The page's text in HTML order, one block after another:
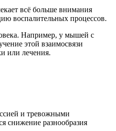
всё больше внимания
воспалительных процессов.
Например, у мышей с
этой взаимосвязи
или лечения.
и тревожными
снижение разнообразия